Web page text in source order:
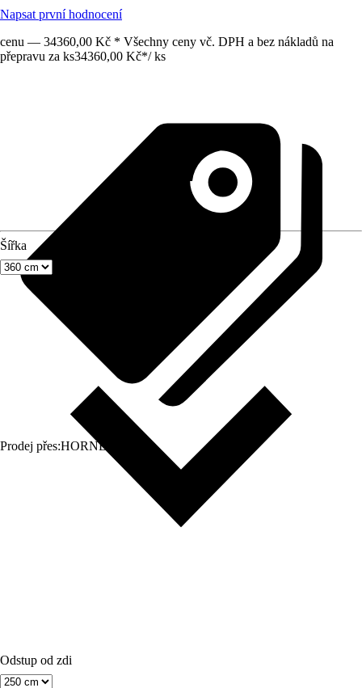
Napsat první hodnocení
cenu — 34360,00 Kč * Všechny ceny vč. DPH a bez nákladů na
přepravu za ks34360,00 Kč*/ ks
Prodej přes:HORNBACH
Šířka
Odstup od zdi